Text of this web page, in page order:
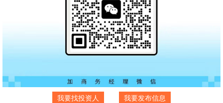
我要找投资人 我要发布信息